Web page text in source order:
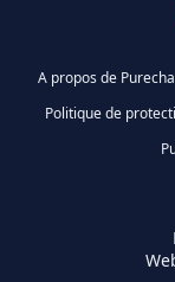
A propos de
Politique de